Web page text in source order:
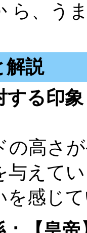
ら、う
解説
する印
の高さ
与えて
を感じ